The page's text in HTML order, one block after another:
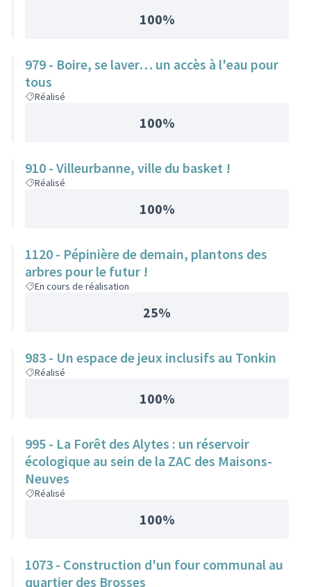
100%
979 - Boire, se laver… un accès à l'eau pour
tous
Réalisé
100%
910 - Villeurbanne, ville du basket !
Réalisé
100%
1120 - Pépinière de demain, plantons des
arbres pour le futur !
En cours de réalisation
25%
983 - Un espace de jeux inclusifs au Tonkin
Réalisé
100%
995 - La Forêt des Alytes : un réservoir
écologique au sein de la ZAC des Maisons-
Neuves
Réalisé
100%
1073 - Construction d'un four communal au
quartier des Brosses